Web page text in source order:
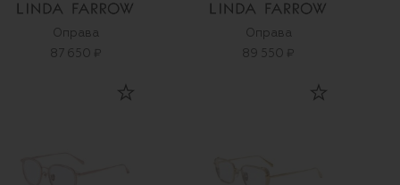
Оправа
87 650 ₽
Оправа
89 550 ₽